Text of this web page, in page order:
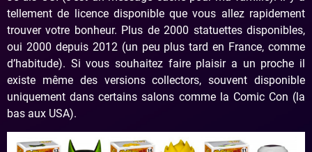
tellement de licence disponible que vous allez rapidement
trouver votre bonheur. Plus de 2000 statuettes disponibles,
oui 2000 depuis 2012 (un peu plus tard en France, comme
d’habitude). Si vous souhaitez faire plaisir a un proche il
existe même des versions collectors, souvent disponible
uniquement dans certains salons comme la Comic Con (la
bas aux USA).